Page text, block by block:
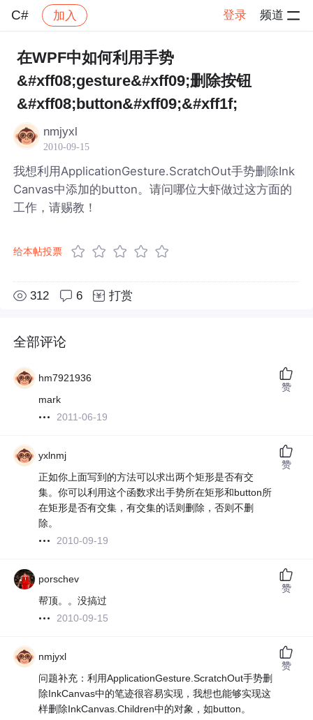
C# 加入 登录 频道
社区 C# 帖子详情
在WPF中如何利用手势
&#xff08;gesture&#xff09;删除按钮
&#xff08;button&#xff09;&#xff1f;
nmjyxl
2010-09-15
我想利用ApplicationGesture.ScratchOut手势删除Ink
Canvas中添加的button。请问哪位大虾做过这方面的
工作，请赐教！
给本帖投票
312 6 打赏
全部评论
hm7921936
mark
2011-06-19
赞
yxlnmj
正如你上面写到的方法可以求出两个矩形是否有交
集。你可以利用这个函数求出手势所在矩形和button所
在矩形是否有交集，有交集的话则删除，否则不删
除。
2010-09-19
赞
porschev
帮顶。。没搞过
2010-09-15
赞
nmjyxl
问题补充：利用ApplicationGesture.ScratchOut手势删
除InkCanvas中的笔迹很容易实现，我想也能够实现这
样删除InkCanvas.Children中的对象，如button。
赞